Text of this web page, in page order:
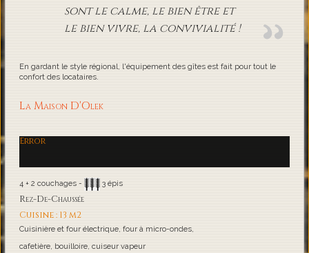
sont le calme, le bien être et
le bien vivre, la convivialité !
En gardant le style régional, l'équipement des gîtes est fait pour tout le
confort des locataires.
La Maison D'Olek
Error
4 + 2 couchages - 3 épis
Rez-De-Chaussée
Cuisine : 13 m2
Cuisinière et four électrique, four à micro-ondes,
cafetière, bouilloire, cuiseur vapeur